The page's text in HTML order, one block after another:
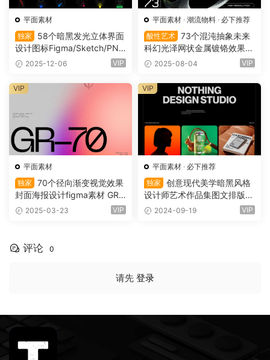
平面素材
独家
58个暗黑发光立体界面
设计图标Figma/Sketch/PNG
素材 Glossy icons（14161）
2025-12-06 VIP
平面素材 · 潮流物料 · 必下推荐
酸性艺术 73个混沌抽象未来
科幻光泽网状金属镀铬效果3
D艺术线框PNG免抠素材 3D
9）
2025-08-04 VIP
平面素材
独家
70个径向渐变视觉效果
封面海报设计figma素材 GR-
70 — 70 Stunning Radial Gr
2025-03-23 VIP
VIP
平面素材 · 必下推荐
独家
创意现代美学暗黑风格
设计师艺术作品集图文排版演
示文稿设计Figma模板 Nothi
2024-09-19 VIP
VIP
评论 0
请先 登录